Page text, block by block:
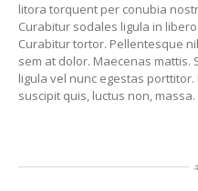
litora torquent per conubia
Curabitur sodales ligula in
Curabitur tortor. Pellentesque
sem at dolor. Maecenas mattis.
ligula vel nunc egestas
suscipit quis, luctus non, massa.